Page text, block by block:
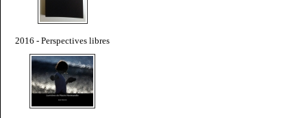
2016 - Perspectives libres